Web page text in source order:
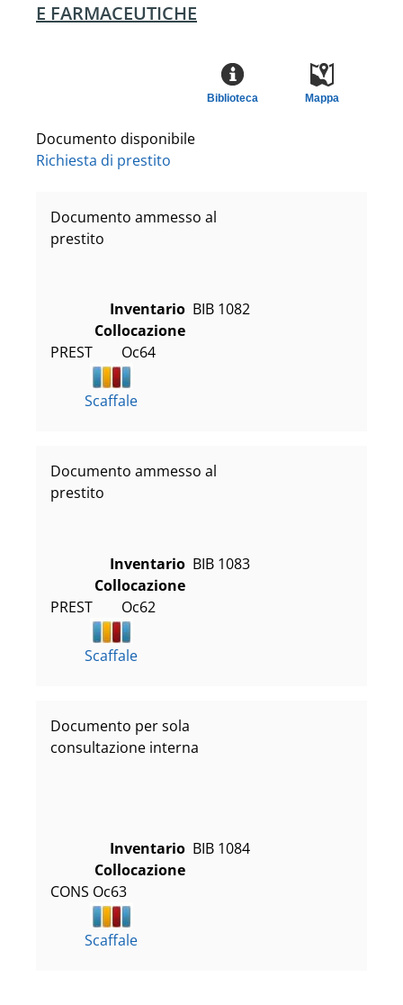
E FARMACEUTICHE
Mappa
Biblioteca
Documento disponibile
Richiesta di prestito
Documento ammesso al
prestito
Inventario BIB 1082
Collocazione
PREST        Oc64
Scaffale
Documento ammesso al
prestito
Inventario BIB 1083
Collocazione
PREST        Oc62
Scaffale
Documento per sola
consultazione interna
Inventario BIB 1084
Collocazione
CONS Oc63
Scaffale